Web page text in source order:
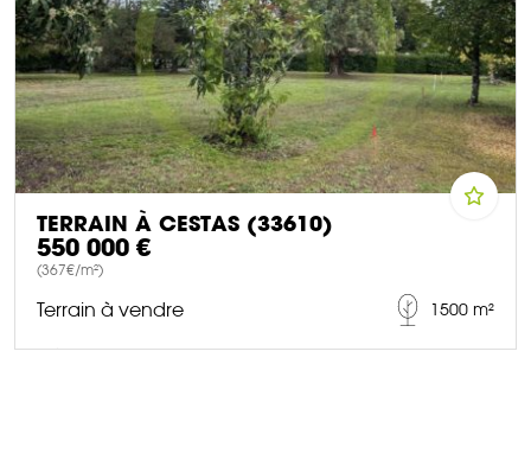
TERRAIN À CESTAS (33610)
550 000 €
(367€/m²)
Terrain à vendre 1500 m²